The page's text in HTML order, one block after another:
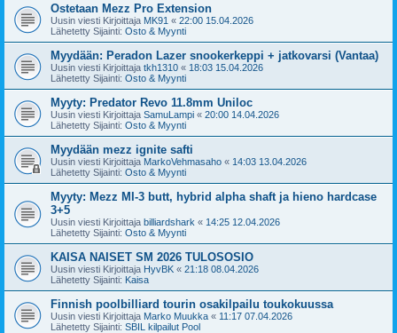
Ostetaan Mezz Pro Extension
Uusin viesti Kirjoittaja MK91 « 22:00 15.04.2026
Lähetetty Sijainti: Osto & Myynti
Myydään: Peradon Lazer snookerkeppi + jatkovarsi (Vantaa)
Uusin viesti Kirjoittaja tkh1310 « 18:03 15.04.2026
Lähetetty Sijainti: Osto & Myynti
Myyty: Predator Revo 11.8mm Uniloc
Uusin viesti Kirjoittaja SamuLampi « 20:00 14.04.2026
Lähetetty Sijainti: Osto & Myynti
Myydään mezz ignite safti
Uusin viesti Kirjoittaja MarkoVehmasaho « 14:03 13.04.2026
Lähetetty Sijainti: Osto & Myynti
Myyty: Mezz MI-3 butt, hybrid alpha shaft ja hieno hardcase
3+5
Uusin viesti Kirjoittaja billiardshark « 14:25 12.04.2026
Lähetetty Sijainti: Osto & Myynti
KAISA NAISET SM 2026 TULOSOSIO
Uusin viesti Kirjoittaja HyvBK « 21:18 08.04.2026
Lähetetty Sijainti: Kaisa
Finnish poolbilliard tourin osakilpailu toukokuussa
Uusin viesti Kirjoittaja Marko Muukka « 11:17 07.04.2026
Lähetetty Sijainti: SBIL kilpailut Pool